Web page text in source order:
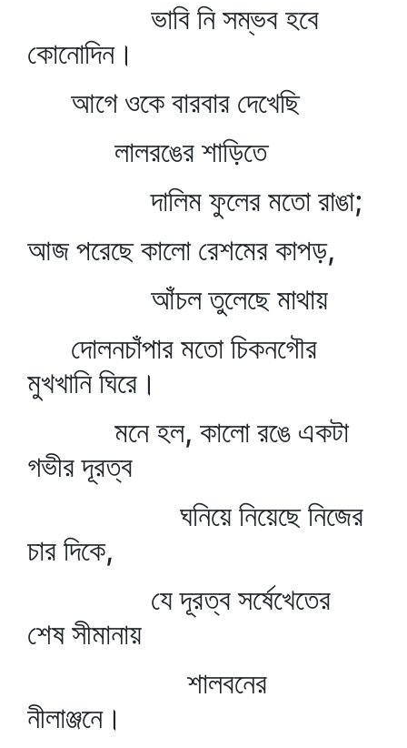
ভাবি নি সম্ভব হবে
কোনোদিন।
আগে ওকে বারবার দেখেছি
লালরঙের শাড়িতে
দালিম ফুলের মতো রাঙা;
আজ পরেছে কালো রেশমের কাপড়,
আঁচল তুলেছে মাথায়
দোলনচাঁপার মতো চিকনগৌর
মুখখানি ঘিরে।
মনে হল, কালো রঙে একটা
গভীর দূরত্ব
ঘনিয়ে নিয়েছে নিজের
চার দিকে,
যে দূরত্ব সর্ষেখেতের
শেষ সীমানায়
শালবনের
নীলাঞ্জনে।